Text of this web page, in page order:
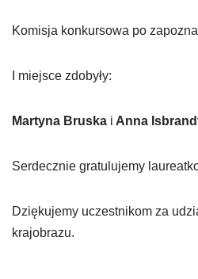
Komisja konkursowa po
I miejsce zdobyły:
Martyna Bruska i Anna
Serdecznie gratulujemy
Dziękujemy uczestnikom za
krajobrazu.